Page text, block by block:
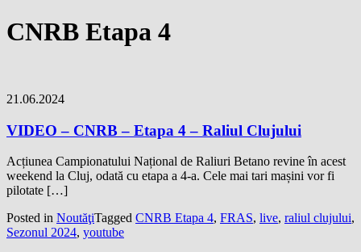
CNRB Etapa 4
21.06.2024
VIDEO – CNRB – Etapa 4 – Raliul Clujului
Acțiunea Campionatului Național de Raliuri Betano revine în acest
weekend la Cluj, odată cu etapa a 4-a. Cele mai tari mașini vor fi
pilotate […]
Posted in NoutăţiTagged CNRB Etapa 4, FRAS, live, raliul clujului,
Sezonul 2024, youtube